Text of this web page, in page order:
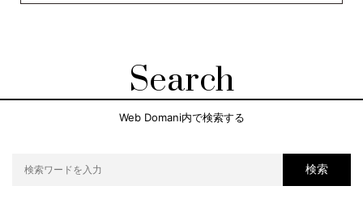
Search
Web Domani内で検索する
検索